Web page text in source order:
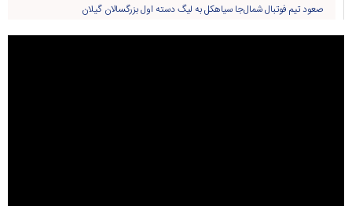
صعود تیم فوتبال شمال‌جا‌ سیاهکل به لیگ دسته اول بزرگسالان گیلان